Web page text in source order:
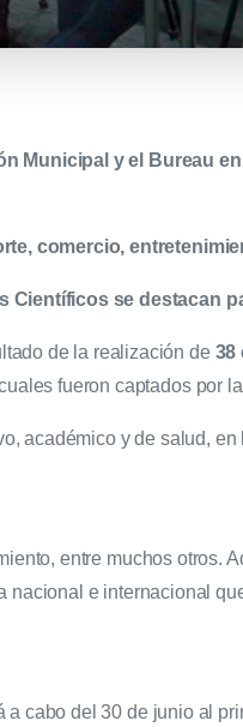
Municipal y el Bureau
comercio,
Científicos se destacan
de la realización de 38
fueron captados por
académico y de salud, en
entre muchos otros.
e internacional
cabo del 30 de junio al